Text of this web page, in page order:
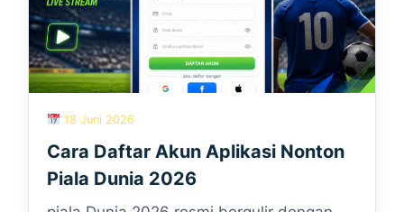
18 Juni 2026
Cara Daftar Akun Aplikasi Nonton
Piala Dunia 2026